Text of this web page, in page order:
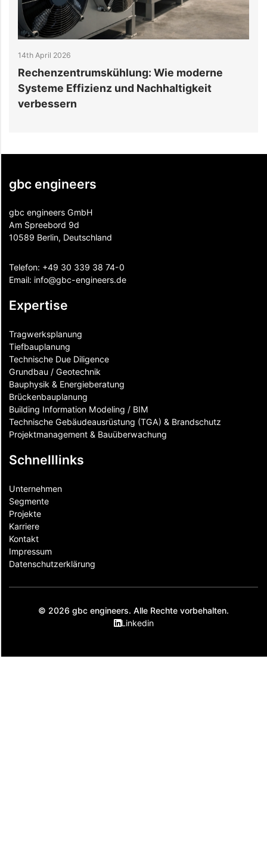
14th April 2026
Rechenzentrumskühlung: Wie moderne
Systeme Effizienz und Nachhaltigkeit
verbessern
gbc engineers
gbc engineers GmbH
Am Spreebord 9d
10589 Berlin, Deutschland
Telefon: +49 30 339 38 74-0
Email: info@gbc-engineers.de
Expertise
Tragwerksplanung
Tiefbauplanung
Technische Due Diligence
Grundbau / Geotechnik
Bauphysik & Energieberatung
Brückenbauplanung
Building Information Modeling / BIM
Technische Gebäudeausrüstung (TGA) & Brandschutz
Projektmanagement & Bauüberwachung
Schnelllinks
Unternehmen
Segmente
Projekte
Karriere
Kontakt
Impressum
Datenschutzerklärung
© 2026 gbc engineers. Alle Rechte vorbehalten.
Linkedin